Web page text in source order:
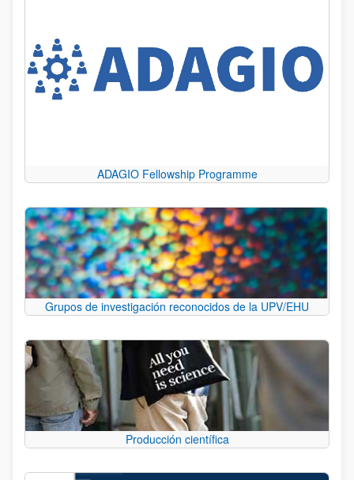
ADAGIO Fellowship Programme
Grupos de investigación reconocidos de la UPV/EHU
Producción científica